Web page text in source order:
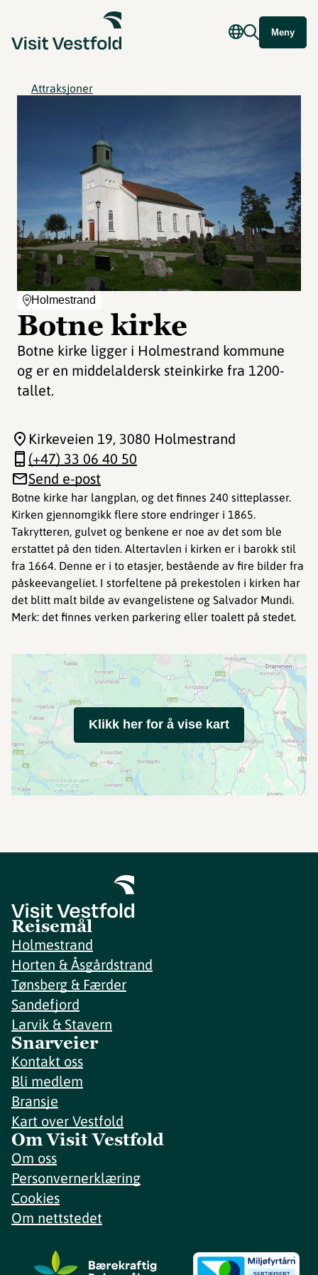
Meny
Attraksjoner
Holmestrand
Botne kirke
Botne kirke ligger i Holmestrand kommune
og er en middelaldersk steinkirke fra 1200-
tallet.
Botne kirke har langplan, og det finnes 240 sitteplasser.
Kirken gjennomgikk flere store endringer i 1865.
Takrytteren, gulvet og benkene er noe av det som ble
erstattet på den tiden. Altertavlen i kirken er i barokk stil
fra 1664. Denne er i to etasjer, bestående av fire bilder fra
påskeevangeliet. I storfeltene på prekestolen i kirken har
det blitt malt bilde av evangelistene og Salvador Mundi.
Merk: det finnes verken parkering eller toalett på stedet.
Kirkeveien 19, 3080 Holmestrand
(+47) 33 06 40 50
Send e-post
Klikk her for å vise kart
Reisemål
Holmestrand
Horten & Åsgårdstrand
Tønsberg & Færder
Sandefjord
Larvik & Stavern
Snarveier
Kontakt oss
Bli medlem
Bransje
Kart over Vestfold
Om Visit Vestfold
Om oss
Personvernerklæring
Cookies
Om nettstedet